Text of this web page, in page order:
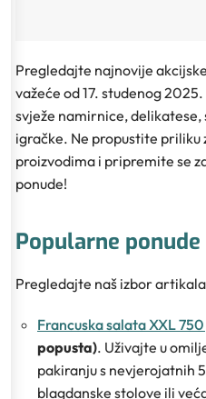
Pregledajte najnovije
važeće od 17. studenog
svježe namirnice,
igračke. Ne propustite priliku
proizvodima i pripremite se
ponude!
Popularne
Pregledajte naš izbor
Francuska salata XXL 750
popusta). Uživajte u
pakiranju s nevjerojatnih
blagdanske stolove ili